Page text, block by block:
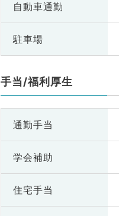
自動車通勤
駐車場
手当/福利厚生
通勤手当
学会補助
住宅手当